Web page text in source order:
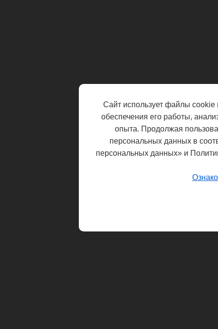
Сайт использует файлы cookie
обеспечения его работы,
опыта. Продолжая
персональных данных в
персональных данных» и